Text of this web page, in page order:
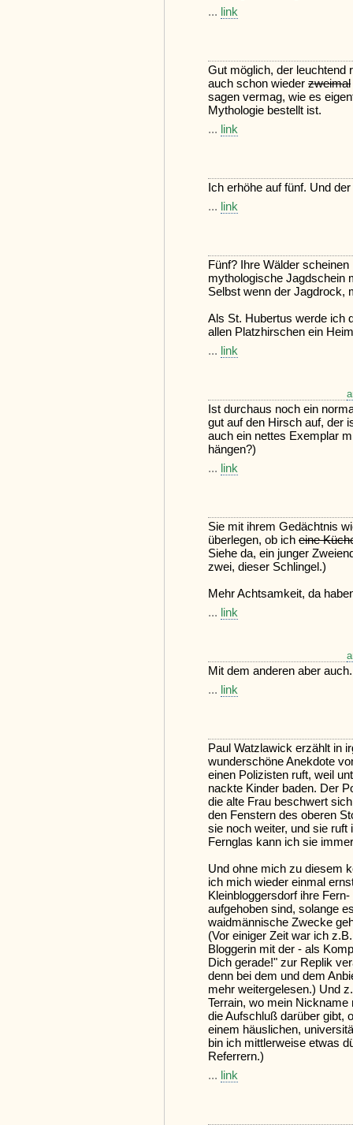
... link
Gut möglich, der leuchtend
auch schon wieder zweimal
sagen vermag, wie es
Mythologie bestellt ist.
... link
Ich erhöhe auf fünf. Und
... link
Fünf? Ihre Wälder
mythologische Jagdschein
Selbst wenn der Jagdrock,
Als St. Hubertus werde ich
allen Platzhirschen ein
... link
Ist durchaus noch ein
gut auf den Hirsch auf, der
auch ein nettes Exemplar
hängen?)
... link
Sie mit ihrem Gedächtnis
überlegen, ob ich eine
Siehe da, ein junger
zwei, dieser Schlingel.)
Mehr Achtsamkeit, da
... link
Mit dem anderen aber
... link
Paul Watzlawick erzählt in
wunderschöne Anekdote
einen Polizisten ruft, weil
nackte Kinder baden. Der
die alte Frau beschwert
den Fenstern des oberen
sie noch weiter, und sie
Fernglas kann ich sie
Und ohne mich zu diesem
ich mich wieder einmal
Kleinbloggersdorf ihre
aufgehoben sind, solange
waidmännische Zwecke
(Vor einiger Zeit war ich
Bloggerin mit der - als
Dich gerade!" zur Replik
denn bei dem und dem
mehr weitergelesen.) Und
Terrain, wo mein
die Aufschluß darüber gibt,
einem häuslichen,
bin ich mittlerweise etwas
Referrern.)
... link